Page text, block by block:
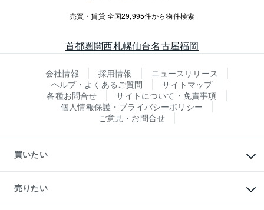
売買・賃貸 全国29,995件から物件検索
首都圏関西札幌仙台名古屋福岡
会社情報 採用情報
ニュースリリース
ヘルプ・よくあるご質問
サイトマップ
各種お問合せ
サイトについて・免責事項
個人情報保護・プライバシーポリシー
ご意見・お問合せ
買いたい
新築・分譲マンションの購入
中古マンションの購入
一戸建ての購入
売りたい